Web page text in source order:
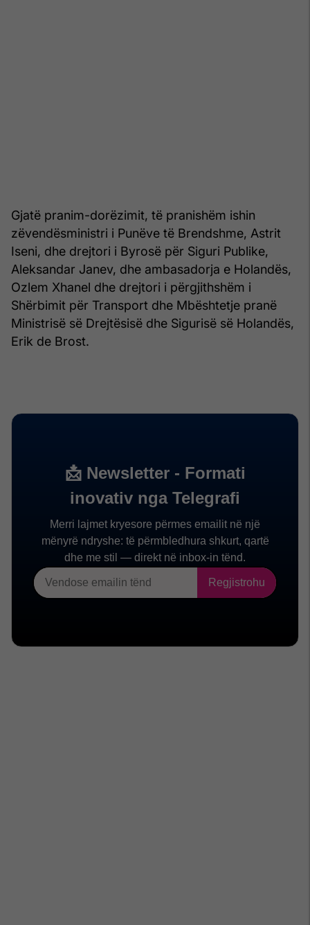
Gjatë pranim-dorëzimit, të pranishëm ishin
zëvendësministri i Punëve të Brendshme, Astrit
Iseni, dhe drejtori i Byrosë për Siguri Publike,
Aleksandar Janev, dhe ambasadorja e Holandës,
Ozlem Xhanel dhe drejtori i përgjithshëm i
Shërbimit për Transport dhe Mbështetje pranë
Ministrisë së Drejtësisë dhe Sigurisë së Holandës,
Erik de Brost.